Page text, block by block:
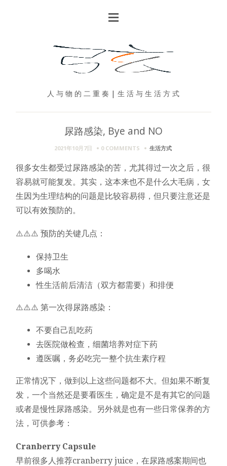
人 与 物 的 二 重 奏 | 生 活 与 生 活 方 式
尿路感染, Bye and NO
2021年10月7日 0 COMMENTS 生活方式
很多女生都受过尿路感染的苦，尤其得过一次之后，很
容易就可能复发。其实，这本来也不是什么大毛病，女
生因为生理结构的问题是比较容易得，但只要注意还是
可以有效预防的。
⚠️⚠️⚠️ 预防的关键几点：
保持卫生
多喝水
性生活前后清洁（双方都需要）和排便
⚠️⚠️⚠️ 第一次得尿路感染：
不要自己乱吃药
去医院做检查，细菌培养对症下药
遵医嘱，务必吃完一整个抗生素疗程
正常情况下，做到以上这些问题都不大。但如果不断复
发，一个当然还是要看医生，确定是不是有其它的问题
或者是慢性尿路感染。另外就是也有一些日常保养的方
法，可供参考：
Cranberry Capsule
早前很多人推荐cranberry juice，在尿路感案期间也